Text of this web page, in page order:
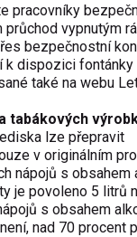
pracovníky
průchod vypnutým
bezpečnostní
k dispozici
také na webu
tabákových
lze přepravit
v originálním
nápojů s obsahem
je povoleno 5 litrů
s obsahem
nad 70 procent